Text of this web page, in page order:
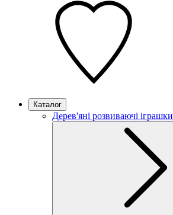
Каталог
Дерев'яні розвиваючі іграшки